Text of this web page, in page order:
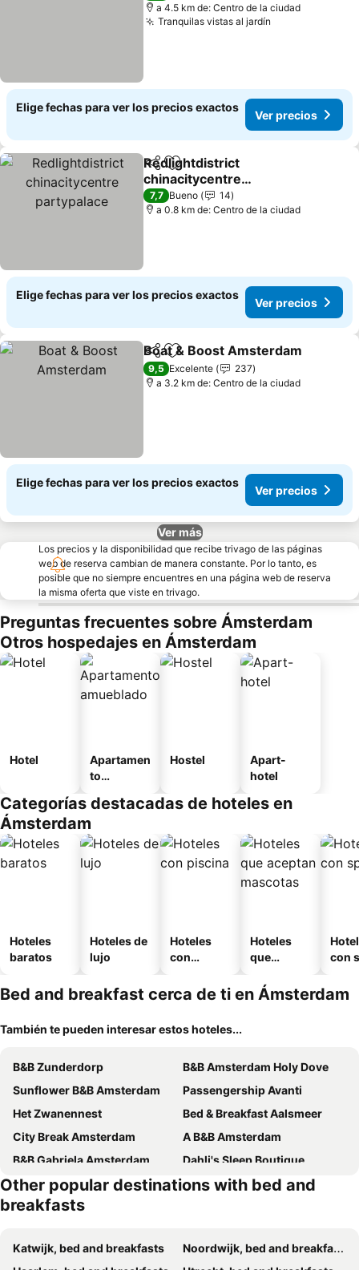
a 4.5 km de: Centro de la ciudad
Tranquilas vistas al jardín
Elige fechas para ver los precios exactos
Ver precios
CompartirAgregar a favoritos
Redlightdistrict
chinacitycentre
partypalace
7,7 Bueno
14
a 0.8 km de: Centro de la ciudad
Elige fechas para ver los precios exactos
Ver precios
CompartirAgregar a favoritos
Boat & Boost Amsterdam
9,5 Excelente
237
a 3.2 km de: Centro de la ciudad
Elige fechas para ver los precios exactos
Ver precios
Ver más
Los precios y la disponibilidad que recibe trivago de las páginas
web de reserva cambian de manera constante. Por lo tanto, es
posible que no siempre encuentres en una página web de reserva
la misma oferta que viste en trivago.
Preguntas frecuentes sobre Ámsterdam
Otros hospedajes en Ámsterdam
Hotel
Apartamen
to
o
Hostel
Apart-
hotel
Categorías destacadas de hoteles en
Ámsterdam
Hoteles
baratos
Hoteles de
lujo
Hoteles
con
Hoteles
que
mascotas
con
Bed and breakfast cerca de ti en Ámsterdam
También te pueden interesar estos hoteles...
B&B Zunderdorp
B&B Amsterdam Holy Dove
Sunflower B&B Amsterdam
Passengership Avanti
Het Zwanennest
Bed & Breakfast Aalsmeer
City Break Amsterdam
A B&B Amsterdam
B&B Gabriela Amsterdam
Dahli's Sleep Boutique
Olive Bed and Breakfast
B&B Herengracht 21
Lieve Nachten
The Waverly House
B&B Almere
Other popular destinations with bed and
breakfasts
Katwijk, bed and breakfasts
Noordwijk, bed and breakfasts